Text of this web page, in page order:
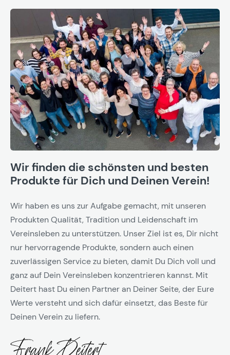
Wir finden die schönsten und besten
Produkte für Dich und Deinen Verein!
Wir haben es uns zur Aufgabe gemacht, mit unseren
Produkten Qualität, Tradition und Leidenschaft im
Vereinsleben zu unterstützen. Unser Ziel ist es, Dir nicht
nur hervorragende Produkte, sondern auch einen
zuverlässigen Service zu bieten, damit Du Dich voll und
ganz auf Dein Vereinsleben konzentrieren kannst. Mit
Deitert hast Du einen Partner an Deiner Seite, der Eure
Werte versteht und sich dafür einsetzt, das Beste für
Deinen Verein zu liefern.